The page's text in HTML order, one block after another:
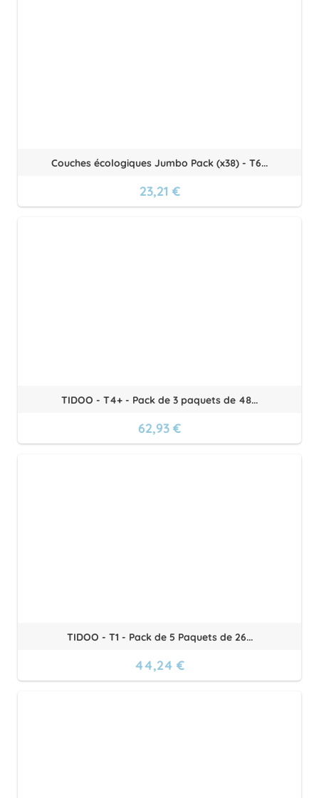
Couches écologiques Jumbo Pack (x38) - T6...
23,21 €
TIDOO - T4+ - Pack de 3 paquets de 48...
62,93 €
TIDOO - T1 - Pack de 5 Paquets de 26...
44,24 €